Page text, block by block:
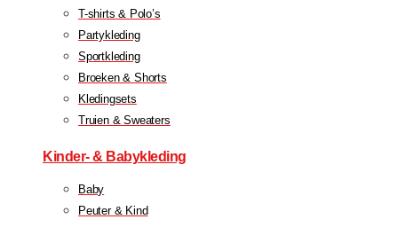
T-shirts & Polo’s
Partykleding
Sportkleding
Broeken & Shorts
Kledingsets
Truien & Sweaters
Kinder- & Babykleding
Baby
Peuter & Kind